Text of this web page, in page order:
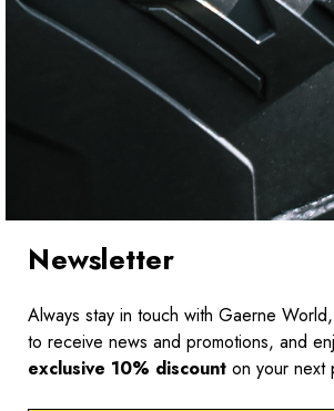
Newsletter
Always stay in touch with Gaerne
to receive news and promotions, and
exclusive 10% discount on your next